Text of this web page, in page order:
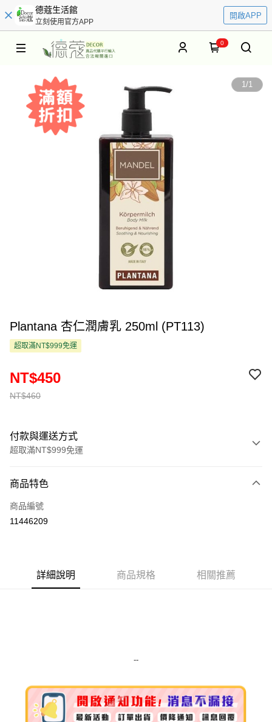
德蔻生活館
立刻使用官方APP
開啟APP
0
1/1
Plantana 杏仁潤膚乳 250ml (PT113)
超取滿NT$999免運
NT$460
NT$450
付款與運送方式
超取滿NT$999免運
信用卡一次付款
超商取貨付款
街口支付
全家取貨付款
每筆NT$80，滿NT$999(含以上)免運費
商品特色
商品編號
11446209
詳細說明 商品規格 相關推薦
--